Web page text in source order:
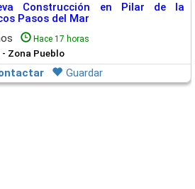
Construcción en Pilar de la
Pasos del Mar
Hace 17 horas
- Zona Pueblo
Guardar